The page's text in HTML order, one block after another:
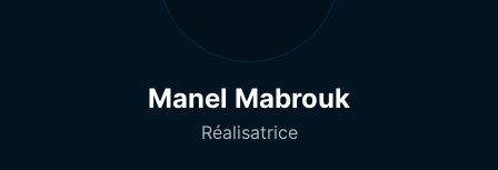
Manel Mabrouk
Réalisatrice